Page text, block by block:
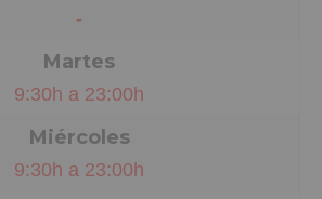
-
Martes
9:30h a 23:00h
Miércoles
9:30h a 23:00h